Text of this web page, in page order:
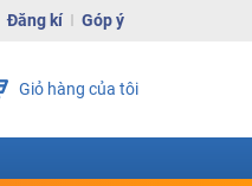
Đăng kí Góp ý
Giỏ hàng của tôi